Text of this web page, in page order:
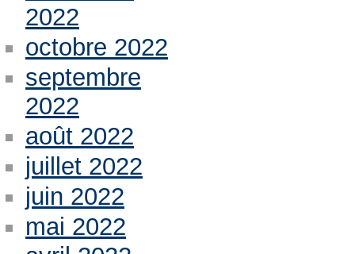
2022
octobre 2022
septembre
2022
août 2022
juillet 2022
juin 2022
mai 2022